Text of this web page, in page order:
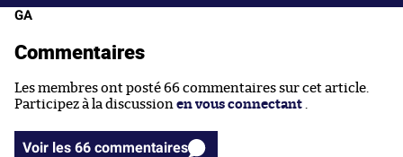
GA
Commentaires
Les membres ont posté 66 commentaires sur cet article.
Participez à la discussion en vous connectant
Voir les 66 commentaires